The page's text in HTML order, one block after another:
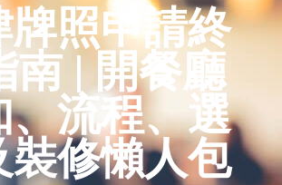
牌照申請終
南 | 開餐廳
、流程、選
裝修懶人包